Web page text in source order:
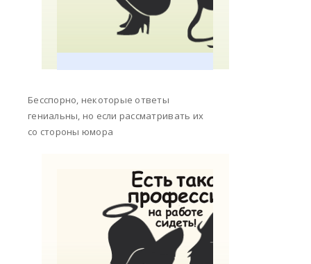
Бесспорно, некоторые ответы
гениальны, но если рассматривать их
со стороны юмора